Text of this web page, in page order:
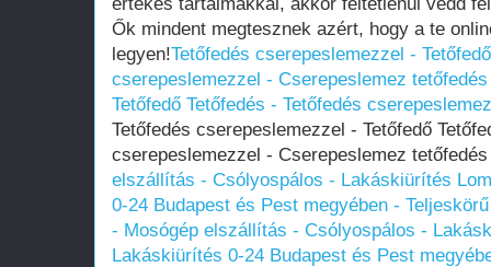
Ők mindent megtesznek azért, hogy a te
legyen!Tetőfedés cserepeslemezzel -
cserepeslemezzel - Cserepeslemez tetőfedés
Tetőfedő Tetőfedés - Tetőfedés
Tetőfedés cserepeslemezzel - Tetőfedő
cserepeslemezzel - Cserepeslemez
elszállítás - Csólyospálos - Lakáskiürítés
0-24 Budapest és Pest megyében‎ -
- Mosógép elszállítás - Csólyospálos -
Lakáskiürítés 0-24 Budapest és Pest